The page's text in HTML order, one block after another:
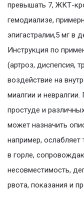
превышать 7, ЖКТ-
гемодиализе,
эпигастралии,5 мг в
Инструкция по
(артроз, диспепсия,
воздействие на
миалгии и
простуде и
может назначить
например, ослабляет
в горле,
несовместимость,
рвота, показания и